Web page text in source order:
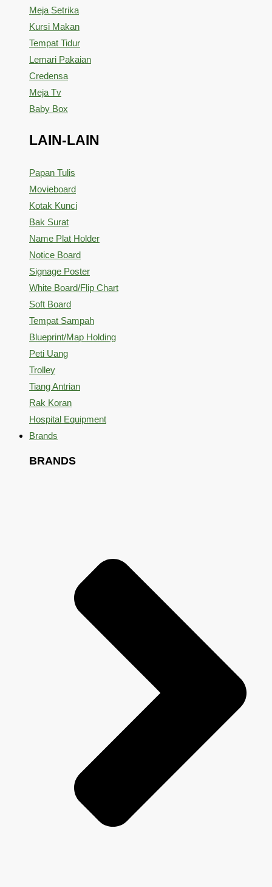
Meja Setrika
Kursi Makan
Tempat Tidur
Lemari Pakaian
Credensa
Meja Tv
Baby Box
LAIN-LAIN
Papan Tulis
Movieboard
Kotak Kunci
Bak Surat
Name Plat Holder
Notice Board
Signage Poster
White Board/Flip Chart
Soft Board
Tempat Sampah
Blueprint/Map Holding
Peti Uang
Trolley
Tiang Antrian
Rak Koran
Hospital Equipment
Brands
BRANDS